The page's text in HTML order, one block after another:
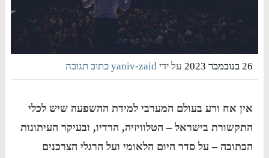
26 בנובמבר 2023 על ידי yaniv-zaid כתוב תגובה
אין אח ורע בעולם המערבי למידת ההשפעה שיש לכלי
התקשורת בישראל – הטלוויזיה, הרדיו, ובעיקר העיתונות
הכתובה – על סדר היום הלאומי ועל הרגלי הצרכנים